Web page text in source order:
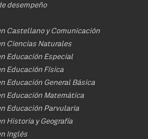
desempeño
Castellano y Comunicación
Ciencias Naturales
Educación Especial
Educación Física
Educación General Básica
Educación Matemática
Educación Parvularia
Historia y Geografía
Inglés